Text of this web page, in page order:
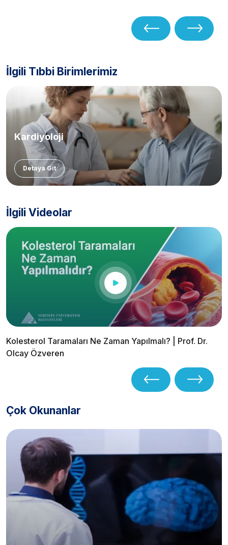
İlgili Tıbbi Birimlerimiz
Kardiyoloji
Detaya Git
İlgili Videolar
Kolesterol Taramaları Ne Zaman Yapılmalı? | Prof. Dr.
Olcay Özveren
Çok Okunanlar